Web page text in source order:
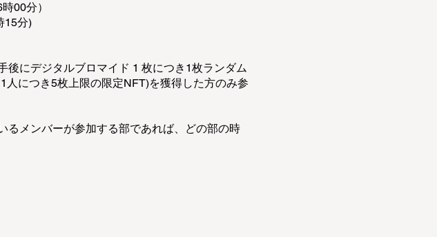
00分）
15分)
後にデジタルブロマイド 1 枚につき1枚ランダム
につき5枚上限の限定NFT)を獲得した方のみ参
るメンバーが参加する部であれば、どの部の時